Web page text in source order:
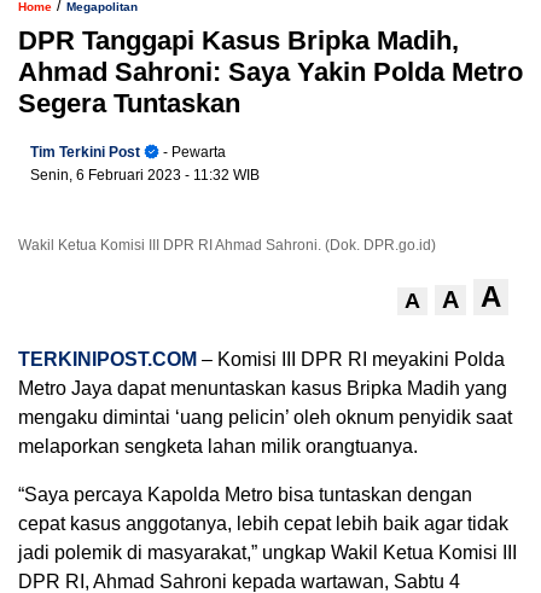
Home / Megapolitan
DPR Tanggapi Kasus Bripka Madih,
Ahmad Sahroni: Saya Yakin Polda Metro
Segera Tuntaskan
Tim Terkini Post
- Pewarta
Senin, 6 Februari 2023 - 11:32 WIB
Wakil Ketua Komisi III DPR RI Ahmad Sahroni. (Dok. DPR.go.id)
A A A
TERKINIPOST.COM – Komisi III DPR RI meyakini Polda
Metro Jaya dapat menuntaskan kasus Bripka Madih yang
mengaku dimintai ‘uang pelicin’ oleh oknum penyidik saat
melaporkan sengketa lahan milik orangtuanya.
“Saya percaya Kapolda Metro bisa tuntaskan dengan
cepat kasus anggotanya, lebih cepat lebih baik agar tidak
jadi polemik di masyarakat,” ungkap Wakil Ketua Komisi III
DPR RI, Ahmad Sahroni kepada wartawan, Sabtu 4